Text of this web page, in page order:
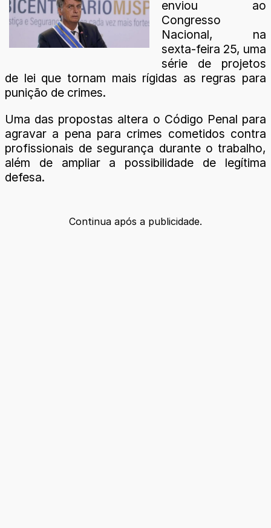
enviou ao
Congresso
Nacional, na
sexta-feira 25, uma
série de projetos
de lei que tornam mais rígidas as regras para
punição de crimes.
Uma das propostas altera o Código Penal para
agravar a pena para crimes cometidos contra
profissionais de segurança durante o trabalho,
além de ampliar a possibilidade de legítima
defesa.
Continua após a publicidade.